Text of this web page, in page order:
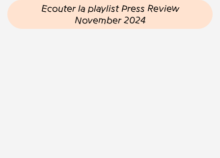
Ecouter la playlist Press Review
November 2024